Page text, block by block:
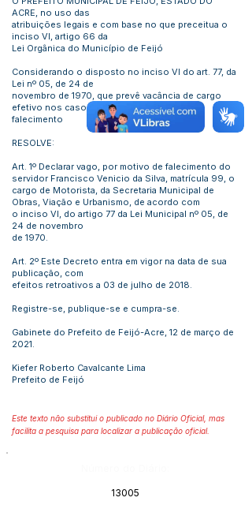
ACRE, no uso das
atribuições legais e com base no que preceitua o
inciso VI, artigo 66 da
Lei Orgânica do Município de Feijó
Considerando o disposto no inciso VI do art. 77, da
Lei nº 05, de 24 de
novembro de 1970, que prevê vacância de cargo
efetivo nos casos de
falecimento
RESOLVE:
Art. 1º Declarar vago, por motivo de falecimento do
servidor Francisco Venicio da Silva, matrícula 99, o
cargo de Motorista, da Secretaria Municipal de
Obras, Viação e Urbanismo, de acordo com
o inciso VI, do artigo 77 da Lei Municipal nº 05, de
24 de novembro
de 1970.
Art. 2º Este Decreto entra em vigor na data de sua
publicação, com
efeitos retroativos a 03 de julho de 2018.
Registre-se, publique-se e cumpra-se.
Gabinete do Prefeito de Feijó-Acre, 12 de março de
2021.
Kiefer Roberto Cavalcante Lima
Prefeito de Feijó
Este texto não substitui o publicado no Diário Oficial, mas
facilita a pesquisa para localizar a publicação oficial.
13005